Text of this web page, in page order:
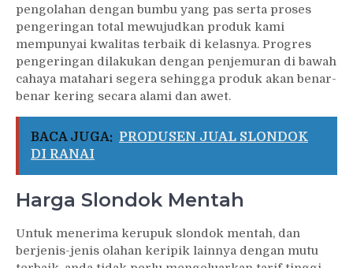
pengolahan dengan bumbu yang pas serta proses
pengeringan total mewujudkan produk kami
mempunyai kwalitas terbaik di kelasnya. Progres
pengeringan dilakukan dengan penjemuran di bawah
cahaya matahari segera sehingga produk akan benar-
benar kering secara alami dan awet.
BACA JUGA: PRODUSEN JUAL SLONDOK
DI RANAI
Harga Slondok Mentah
Untuk menerima kerupuk slondok mentah, dan
berjenis-jenis olahan keripik lainnya dengan mutu